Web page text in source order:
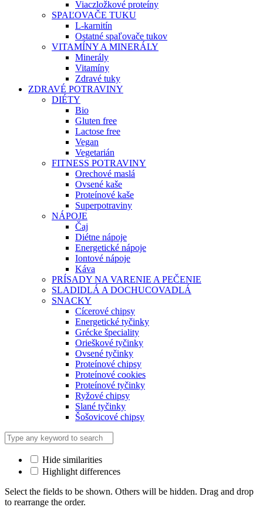
Viaczložkové proteíny
SPAĽOVAČE TUKU
L-karnitín
Ostatné spaľovače tukov
VITAMÍNY A MINERÁLY
Minerály
Vitamíny
Zdravé tuky
ZDRAVÉ POTRAVINY
DIÉTY
Bio
Gluten free
Lactose free
Vegan
Vegetarián
FITNESS POTRAVINY
Orechové maslá
Ovsené kaše
Proteínové kaše
Superpotraviny
NÁPOJE
Čaj
Diétne nápoje
Energetické nápoje
Iontové nápoje
Káva
PRÍSADY NA VARENIE A PEČENIE
SLADIDLÁ A DOCHUCOVADLÁ
SNACKY
Cícerové chipsy
Energetické tyčinky
Grécke špeciality
Orieškové tyčinky
Ovsené tyčinky
Proteínové chipsy
Proteínové cookies
Proteínové tyčinky
Ryžové chipsy
Slané tyčinky
Šošovicové chipsy
Hide similarities
Highlight differences
Select the fields to be shown. Others will be hidden. Drag and drop
to rearrange the order.